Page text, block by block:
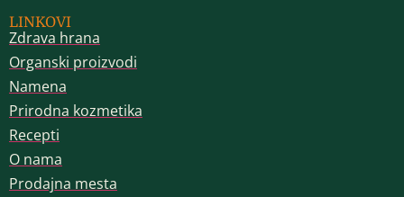
LINKOVI
Zdrava hrana
Organski proizvodi
Namena
Prirodna kozmetika
Recepti
O nama
Prodajna mesta